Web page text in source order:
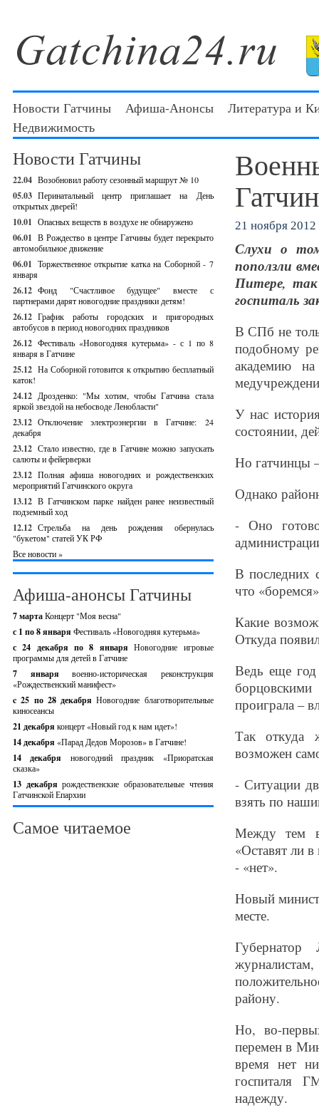
Новости Гатчины Афиша-Анонсы
Литература и
Недвижимость
Новости Гатчины
22.04 Возобновил работу сезонный маршрут № 10
05.03 Перинатальный центр приглашает на День
открытых дверей!
10.01 Опасных веществ в воздухе не обнаружено
06.01 В Рождество в центре Гатчины будет перекрыто
автомобильное движение
06.01 Торжественное открытие катка на Соборной - 7
января
26.12 Фонд "Счастливое будущее" вместе с
партнерами дарят новогодние праздники детям!
26.12 График работы городских и пригородных
автобусов в период новогодних праздников
26.12 Фестиваль «Новогодняя кутерьма» - с 1 по 8
января в Гатчине
25.12 На Соборной готовится к открытию бесплатный
каток!
24.12 Дрозденко: "Мы хотим, чтобы Гатчина стала
яркой звездой на небосводе Ленобласти"
23.12 Отключение электроэнергии в Гатчине: 24
декабря
23.12 Стало известно, где в Гатчине можно запускать
салюты и фейерверки
23.12 Полная афиша новогодних и рождественских
мероприятий Гатчинского округа
13.12 В Гатчинском парке найден ранее неизвестный
подземный ход
12.12 Стрельба на день рождения обернулась
"букетом" статей УК РФ
Все новости »
Афиша-анонсы Гатчины
7 мартаКонцерт "Моя весна"
с 1 по 8 января Фестиваль «Новогодняя кутерьма»
с 24 декабря по 8 январяНовогодние игровые
программы для детей в Гатчине
7 январявоенно-историческая реконструкция
«Рождественский манифест»
c 25 по 28 декабряНовогодние благотворительные
киносеансы
21 декабря концерт «Новый год к нам идет»!
14 декабря «Парад Дедов Морозов» в Гатчине!
14 декабря новогодний праздник «Приоратская
сказка»
13 декабрярождественские образовательные чтения
Гатчинской Епархии
Самое читаемое
21 ноября 2012
Слухи о
поползли
Питере, так
госпиталь
В СПб не
подобному
академию
У нас
состоянии,
Но гатчинцы
Однако
- Оно
В последних
что
Какие
Откуда
Ведь еще
проиграла –
Так откуда
возможен
- Ситуации
взять по
Между тем в
«Оставят ли
- «нет».
Новый
месте.
Губернатор
району.
Но, во-
перемен в
время нет
госпиталя
надежду.